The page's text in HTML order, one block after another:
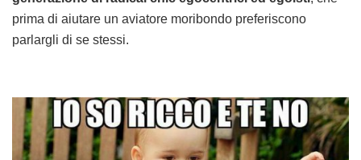
prima di aiutare un aviatore moribondo preferiscono
parlargli di se stessi.